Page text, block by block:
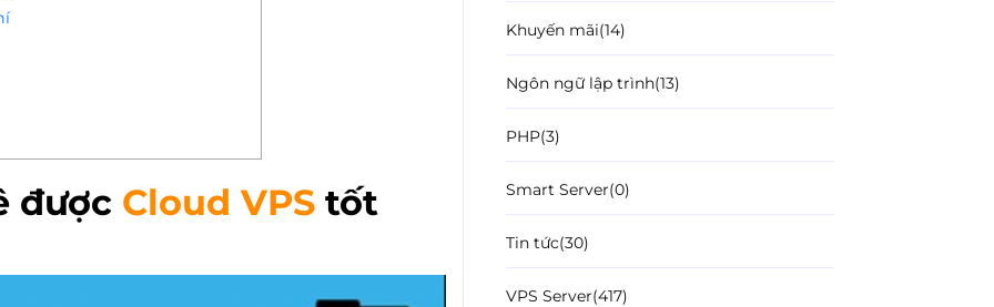
được Cloud VPS tốt
Khuyến mãi(14)
Ngôn ngữ lập trình(13)
PHP(3)
Smart Server(0)
Tin tức(30)
VPS Server(417)